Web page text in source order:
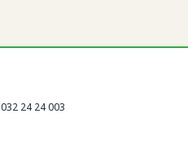
032 24 24 003